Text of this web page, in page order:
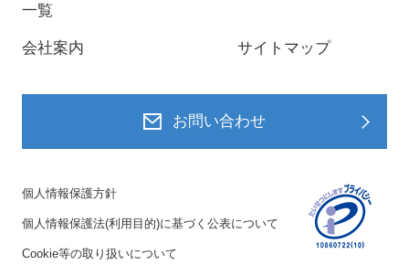
一覧
会社案内 サイトマップ
お問い合わせ
個人情報保護方針
個人情報保護法(利用目的)に基づく公表について
Cookie等の取り扱いについて